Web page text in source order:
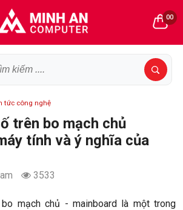
00
tức công nghệ
trên bo mạch chủ
tính và ý nghĩa của
3533
mạch chủ - mainboard là một trong